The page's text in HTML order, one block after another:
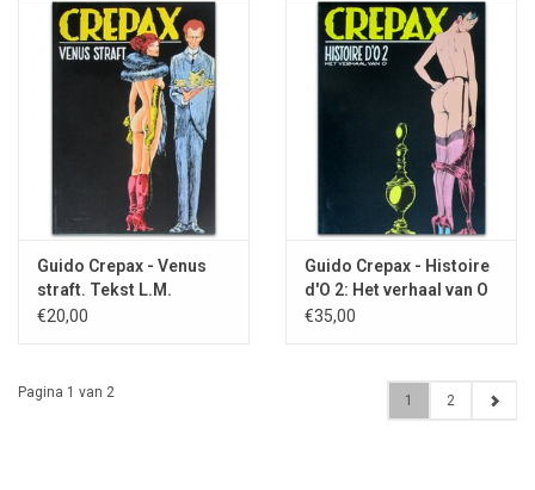
Guido Crepax - Venus
straft. Tekst L.M.
Masoch - 1985
€20,00
Guido Crepax - Histoire
d'O 2: Het verhaal van O
- 1984
€35,00
Pagina 1 van 2 1 2